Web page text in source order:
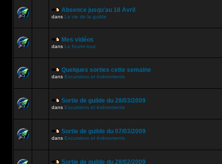
Absence jusqu'au 18 Avril
dans La vie de la guilde
Mes vidéos
dans Le fourre-tout
Quelques sorties cette semaine
dans Excursions et évènements
Sortie de guilde du 28/03/2009
dans Excursions et évènements
Sortie de guilde du 07/03/2009
dans Excursions et évènements
Sortie de guilde du 28/02/2009